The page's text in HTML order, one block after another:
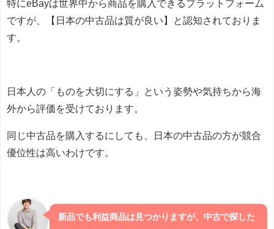
特にeBayは世界中から商品を購入できるプラットフォーム
ですが、【日本の中古品は質が良い】と認知されておりま
す。
日本人の「ものを大切にする」という姿勢や気持ちから海
外から評価を受けております。
同じ中古品を購入するにしても、日本の中古品の方が競合
優位性は高いわけです。
新品でも利益商品は見つかりますが、中古で探した